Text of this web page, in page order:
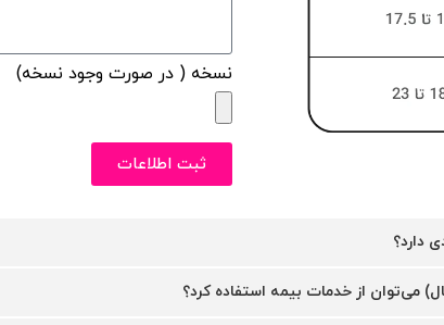
نسخه ( در صورت وجود نسخه)
ثبت اطلاعات